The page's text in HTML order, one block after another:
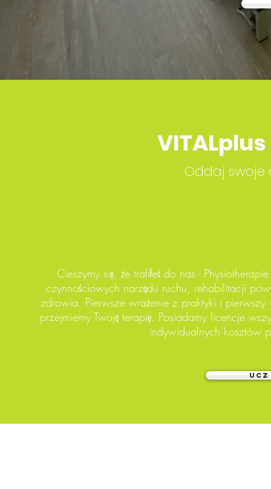
VITALplus
Oddaj swoje
Cieszymy się, że trafiłeś do nas -
czynnościowych narządu ruchu, rehabilitacji
zdrowia. Pierwsze wrażenie z praktyki i
przejmiemy Twoją terapię. Posiadamy licencje
indywidualnych kosztów